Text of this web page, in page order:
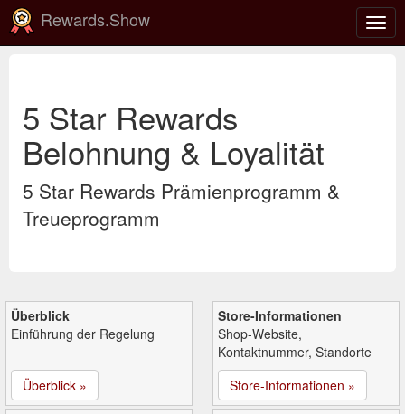
ein-/
Rewards.Show
5 Star Rewards
Belohnung & Loyalität
5 Star Rewards Prämienprogramm &
Treueprogramm
Überblick
Einführung der Regelung
Überblick »
Store-Informationen
Shop-Website,
Kontaktnummer, Standorte
Store-Informationen »